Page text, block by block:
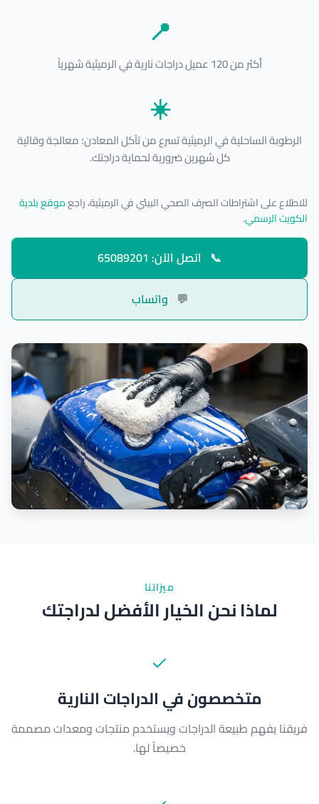
📍
أكثر من 120 عميل دراجات نارية في الرميثية شهرياً
☀️
الرطوبة الساحلية في الرميثية تسرع من تآكل المعادن؛ معالجة وقائية
كل شهرين ضرورية لحماية دراجتك.
للاطلاع على اشتراطات الصرف الصحي البيئي في الرميثية، راجعموقع بلدية
الكويت الرسمي.
📞 اتصل الآن: 65089201
💬 واتساب
ميزاتنا
لماذا نحن الخيار الأفضل لدراجتك
متخصصون في الدراجات النارية
فريقنا يفهم طبيعة الدراجات ويستخدم منتجات ومعدات مصممة
خصيصاً لها.